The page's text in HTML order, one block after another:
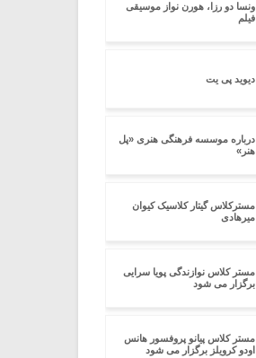
ونسا دو رزا، هورن نواز موسیقی
فیلم
دیوید پی یت
درباره موسسه فرهنگی هنری «پل
هنر»
مسترکلاس گیتار کلاسیک کیوان
میرهادی
مستر کلاس نوازندگی پویا سرایی
برگزار می شود
مستر کلاس پیانو پروفسور هانس
اودو کرویلز برگزار می شود